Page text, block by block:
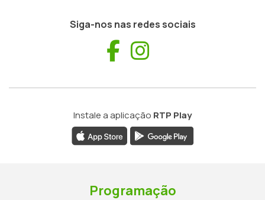
Siga-nos nas redes sociais
Facebook
Instale a aplicação RTP Play
Programação